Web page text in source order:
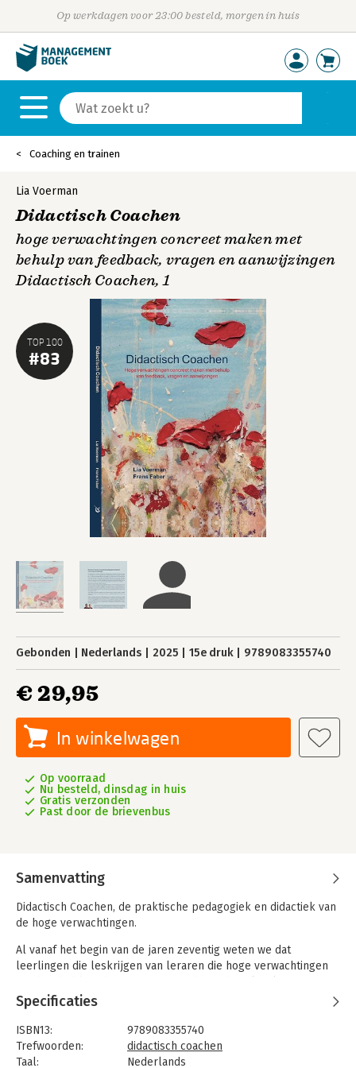
Op werkdagen voor 23:00 besteld, morgen in huis
Coaching en trainen
TOP 100
#83
Lia Voerman
Didactisch Coachen
hoge verwachtingen concreet maken met
behulp van feedback, vragen en aanwijzingen
Didactisch Coachen, 1
Gebonden Nederlands 2025 15e druk 9789083355740
€ 29,95
In winkelwagen
Op voorraad
Nu besteld, dinsdag in huis
Gratis verzonden
Past door de brievenbus
Samenvatting
Didactisch Coachen, de praktische pedagogiek en didactiek van
de hoge verwachtingen.
Al vanaf het begin van de jaren zeventig weten we dat
leerlingen die leskrijgen van leraren die hoge verwachtingen
natuurlijk de vraag: hoe doe je dat, hoge verwachtingen
hebben van je leerlingen. Rosenthal en Jacobson (1968)
toonden aan wat voor gedrag leraren laten zien die vanuit
‘hoge verwachtingen’ aan hun leerlingen lesgeven. Leraren die
vanuit die attitude hun leerlingen begeleiden blijken veel
Specificaties
ISBN13:
9789083355740
Trefwoorden:
didactisch coachen
Taal:
Nederlands